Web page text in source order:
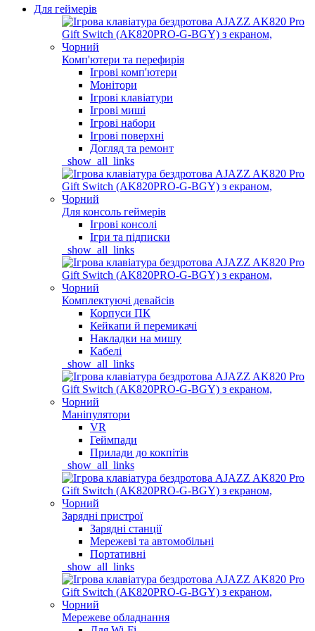
Для геймерів
Комп'ютери та перефирія
Ігрові комп'ютери
Монітори
Ігрові клавіатури
Ігрові миші
Ігрові набори
Ігрові поверхні
Догляд та ремонт
_show_all_links
Для консоль геймерів
Ігрові консолі
Ігри та підписки
_show_all_links
Комплектуючі девайсів
Корпуси ПК
Кейкапи й перемикачі
Накладки на мишу
Кабелі
_show_all_links
Маніпулятори
VR
Геймпади
Прилади до кокпітів
_show_all_links
Зарядні пристрої
Зарядні станції
Мережеві та автомобільні
Портативні
_show_all_links
Мережеве обладнання